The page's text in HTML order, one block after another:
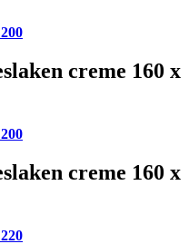
creme 160 x
creme 160 x